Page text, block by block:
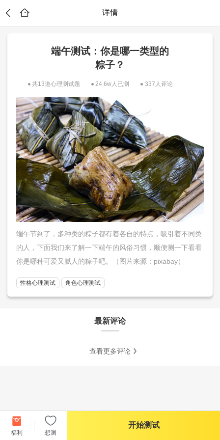
详情
端午测试：你是哪一类型的
粽子？
共13道心理测试题 24.6w人已测 337人评论
端午节到了，多种类的粽子都有着各自的特点，吸引着不同类
的人，下面我们来了解一下端午的风俗习惯，顺便测一下看看
你是哪种可爱又腻人的粽子吧。（图片来源：pixabay）
性格心理测试 角色心理测试
最新评论
查看更多评论
福利 想测
开始测试